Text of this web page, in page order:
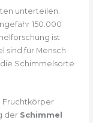
unterteilen.
150.000
ist
sind für Mensch
Schimmelsorte
Fruchtkörper
der Schimmel